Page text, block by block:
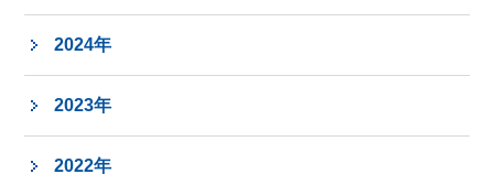
2024年
2023年
2022年